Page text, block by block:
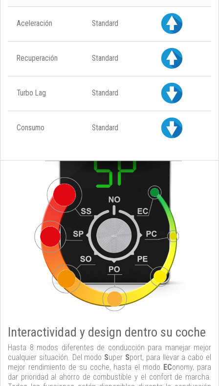
Aceleración Standard
Recuperación Standard
Turbo Lag Standard
Consumo Standard
Interactividad y design dentro su coche
Hasta 8 modos diferentes de conducción para manejar mejor
cualquier situación. Del modo Super Sport, para llevar a cabo el
mejor rendimiento de su coche, hasta el modo EConomy, para
dar prioridad al ahorro de combustible y el confort de marcha.